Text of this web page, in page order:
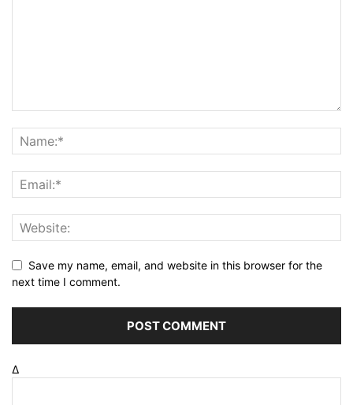
Save my name, email, and website in this browser for the
next time I comment.
Δ